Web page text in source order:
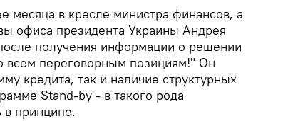
месяца в кресле министра финансов, а
офиса президента Украины Андрея
получения информации о решении
переговорным позициям!" Он
кредита, так и наличие структурных
Stand-by - в такого рода
принципе.